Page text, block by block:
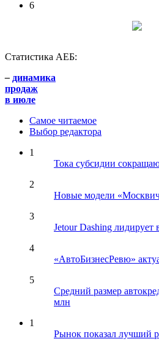
6
Статистика АЕБ:
– динамика
продаж
в июле
Самое читаемое
Выбор редактора
1
Тока субсидии
2
Новые модели
3
Jetour Dashing
4
«АвтоБизнесРевю»
5
Средний размер
млн
1
Рынок показал лучший